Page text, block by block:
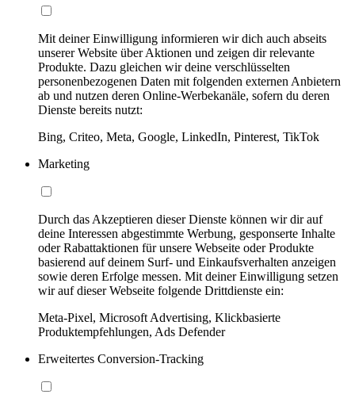
Mit deiner Einwilligung informieren wir dich auch abseits
unserer Website über Aktionen und zeigen dir relevante
Produkte. Dazu gleichen wir deine verschlüsselten
personenbezogenen Daten mit folgenden externen Anbietern
ab und nutzen deren Online-Werbekanäle, sofern du deren
Dienste bereits nutzt:
Bing, Criteo, Meta, Google, LinkedIn, Pinterest, TikTok
Marketing
Durch das Akzeptieren dieser Dienste können wir dir auf
deine Interessen abgestimmte Werbung, gesponserte Inhalte
oder Rabattaktionen für unsere Webseite oder Produkte
basierend auf deinem Surf- und Einkaufsverhalten anzeigen
sowie deren Erfolge messen. Mit deiner Einwilligung setzen
wir auf dieser Webseite folgende Drittdienste ein:
Meta-Pixel, Microsoft Advertising, Klickbasierte
Produktempfehlungen, Ads Defender
Erweitertes Conversion-Tracking